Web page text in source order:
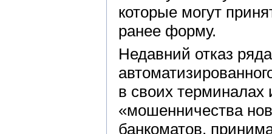
которые могут
ранее форму.
Недавний отказ
в своих терминалах
«мошенничества
банкоматов,